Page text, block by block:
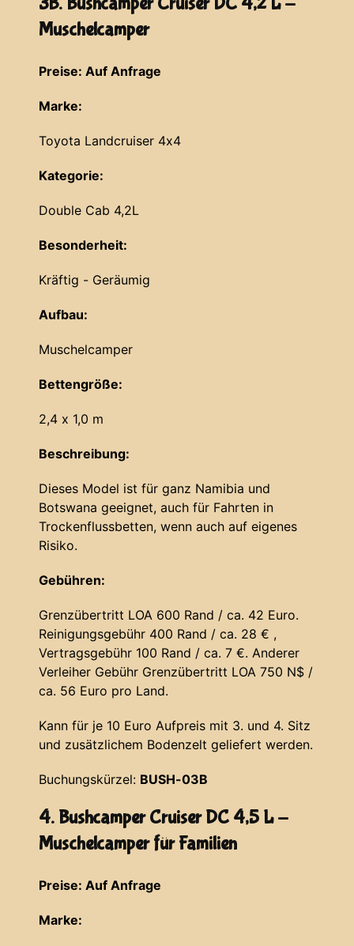
Muschelcamper
Preise: Auf Anfrage
Marke:
Toyota Landcruiser 4x4
Kategorie:
Double Cab 4,2L
Besonderheit:
Kräftig - Geräumig
Aufbau:
Muschelcamper
Bettengröße:
2,4 x 1,0 m
Beschreibung:
Dieses Model ist für ganz Namibia und
Botswana geeignet, auch für Fahrten in
Trockenflussbetten, wenn auch auf eigenes
Risiko.
Gebühren:
Grenzübertritt LOA 600 Rand / ca. 42 Euro.
Reinigungsgebühr 400 Rand / ca. 28 € ,
Vertragsgebühr 100 Rand / ca. 7 €. Anderer
Verleiher Gebühr Grenzübertritt LOA 750 N$ /
ca. 56 Euro pro Land.
Kann für je 10 Euro Aufpreis mit 3. und 4. Sitz
und zusätzlichem Bodenzelt geliefert werden.
Buchungskürzel: BUSH-03B
4. Bushcamper Cruiser DC 4,5 L -
Muschelcamper für Familien
Preise: Auf Anfrage
Marke: